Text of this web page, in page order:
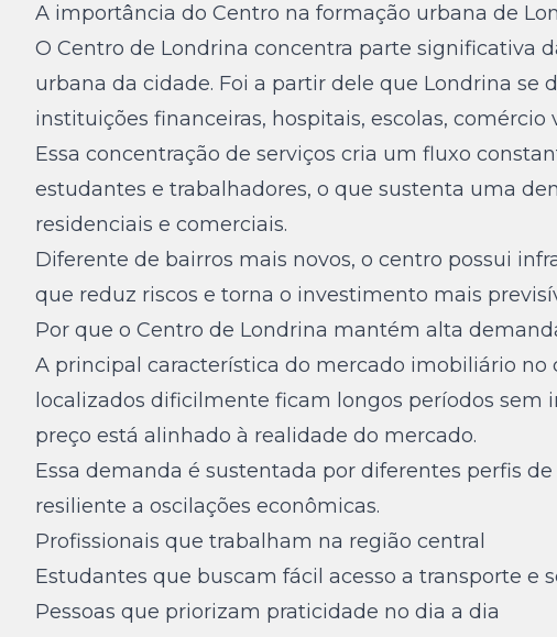
A importância do Centro na formação urbana de
O Centro de Londrina concentra parte significativa
urbana da cidade. Foi a partir dele que Londrina se
instituições financeiras, hospitais, escolas,
Essa concentração de serviços cria um fluxo
estudantes e trabalhadores, o que sustenta uma
residenciais e comerciais.
Diferente de bairros mais novos, o centro possui
que reduz riscos e torna o investimento mais
Por que o Centro de Londrina mantém alta
A principal característica do mercado imobiliário no
localizados dificilmente ficam longos períodos sem
preço está alinhado à realidade do mercado.
Essa demanda é sustentada por diferentes perfis
resiliente a oscilações econômicas.
Profissionais que trabalham na região central
Estudantes que buscam fácil acesso a transporte e
Pessoas que priorizam praticidade no dia a dia